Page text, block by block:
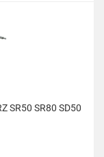
SR50 SR80 SD50